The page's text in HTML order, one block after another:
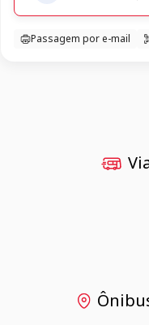
Passagem por e-mail